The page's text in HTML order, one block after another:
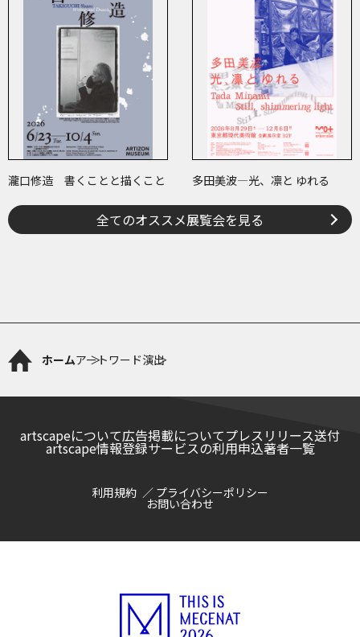
瀧口修造 書くことと描くこと 多田美波―光、凛と ゆれる
全てのオススメ展覧会を見る
ホームアートワード演出
artscapeについて広告掲載についてプレスリリース送付
artscape情報登録サービスの利用申込著者一覧
利用規約 プライバシーポリシー
お問い合わせ